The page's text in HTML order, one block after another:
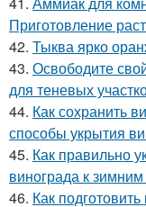
Приготовление
42. Тыква ярко
43. Освободите
для теневых
44. Как сохранить
способы укрытия
45. Как правильно
винограда к
46. Как